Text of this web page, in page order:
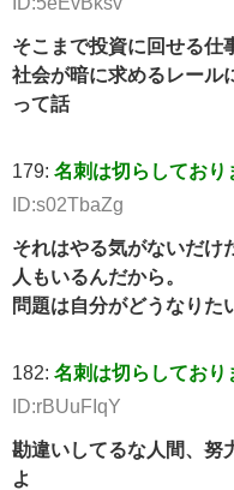
そこまで投資に回せる仕
社会が暗に求めるレール
って話
179: 名刺は切らしており
ID:s02TbaZg
それはやる気がないだけ
人もいるんだから。
問題は自分がどうなりた
182: 名刺は切らしており
ID:rBUuFIqY
勘違いしてるな人間、努
よ